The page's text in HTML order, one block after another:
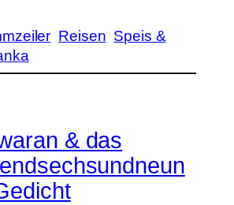
Reisen Speis &
& das